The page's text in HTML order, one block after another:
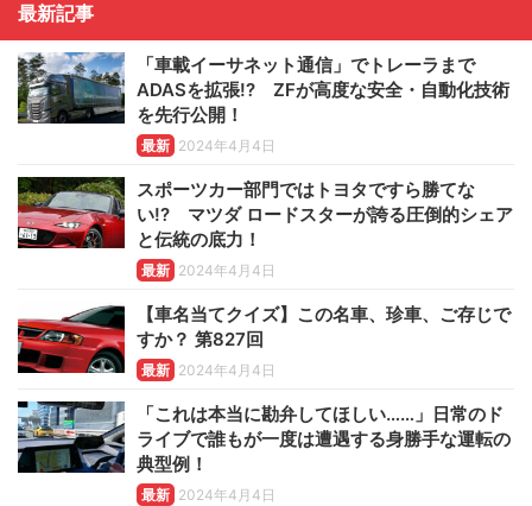
最新記事
「車載イーサネット通信」でトレーラまで
ADASを拡張!? ZFが高度な安全・自動化技術
を先行公開！
最新 2024年4月4日
スポーツカー部門ではトヨタですら勝てな
い!? マツダ ロードスターが誇る圧倒的シェア
と伝統の底力！
最新 2024年4月4日
【車名当てクイズ】この名車、珍車、ご存じで
すか？ 第827回
最新 2024年4月4日
「これは本当に勘弁してほしい……」日常のド
ライブで誰もが一度は遭遇する身勝手な運転の
典型例！
最新 2024年4月4日